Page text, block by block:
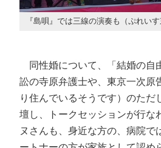
『島唄』では三線の演奏も（ぷれい
同性婚について、「結婚の自
訟の寺原弁護士や、東京一次原
り住んでいるそうです）のただ
壇し、トークセッションが行な
ヌさんも、身近な方の、病院で